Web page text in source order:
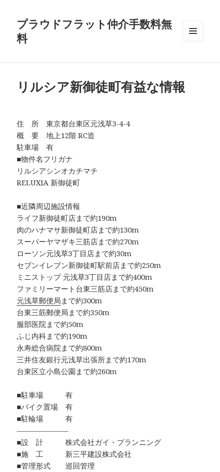
プラウドフラット仲介手数料無
料
リルシア新御徒町有益な情報
住 所 東京都台東区元浅草3-4-4
概 要 地上12階 RC造
駐車場 有
■物件名フリガナ
リルシアシンオカチマチ
RELUXIA 新御徒町
■近隣周辺施設情報
ライフ新御徒町店まで約190m
肉のハナマサ新御徒町店まで約130m
スーパーヤマザキ三筋店まで約270m
ローソン元浅草3丁目店まで約30m
セブンイレブン新御徒町駅前店まで約250m
ミニストップ 元浅草3丁目店まで約400m
ファミリーマート台東三筋店まで約450m
元浅草郵便局 まで約300m
台東三筋郵便局まで約350m
服部医院まで約50m
ふじ内科まで約190m
永寿総合病院まで約800m
三井住友銀行元浅草出張所まで約170m
台東区立小島公園まで約260m
■駐車場 有
■バイク置場 有
■駐輪場 有
―――――――
■設 計 株式会社ガイ・プランニング
■施 工 新三平建設株式会社
■管理形式 巡回管理